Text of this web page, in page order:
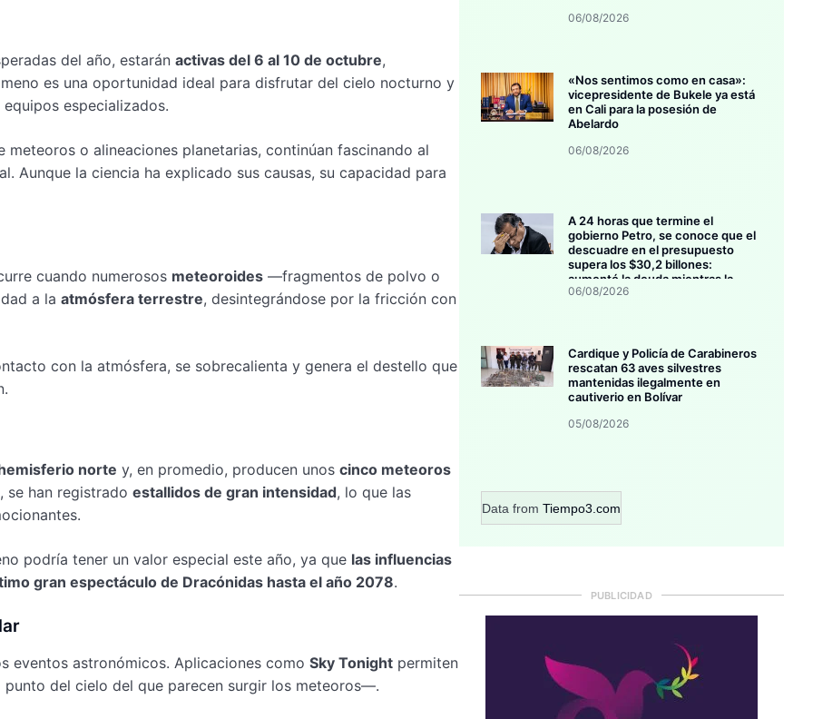
del año, estarán activas del 6 al 10 de octubre,
es una oportunidad ideal para disfrutar del cielo nocturno y
especializados.
o alineaciones planetarias, continúan fascinando al
Aunque la ciencia ha explicado sus causas, su capacidad para
cuando numerosos meteoroides —fragmentos de polvo o
a la atmósfera terrestre, desintegrándose por la fricción con
con la atmósfera, se sobrecalienta y genera el destello que
norte y, en promedio, producen unos cinco meteoros
han registrado estallidos de gran intensidad, lo que las
podría tener un valor especial este año, ya que las influencias
gran espectáculo de Dracónidas hasta el año 2078.
eventos astronómicos. Aplicaciones como Sky Tonight permiten
del cielo del que parecen surgir los meteoros—.
06/08/2026
«Nos sentimos como en casa»:
vicepresidente de Bukele ya está
en Cali para la posesión de
Abelardo
06/08/2026
A 24 horas que termine el
gobierno Petro, se conoce que el
descuadre en el presupuesto
supera los $30,2 billones:
aumentó la deuda mientras la
inversión se estanca
06/08/2026
Cardique y Policía de Carabineros
rescatan 63 aves silvestres
mantenidas ilegalmente en
cautiverio en Bolívar
05/08/2026
Data from Tiempo3.com
PUBLICIDAD